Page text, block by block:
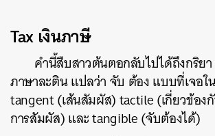
Taxเงินภาษี
คำนี้สืบสาวต้นตอกลับไปได้ถึงกริยา
ภาษาละติน แปลว่า จับ ต้อง แบบที่เจอใ
tangent(เส้นสัมผัส)tactile(เกี่ยวข้อง
การสัมผัส) และtangible(จับต้องได้)